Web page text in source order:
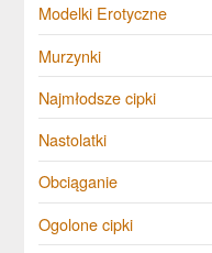
Modelki Erotyczne
Murzynki
Najmłodsze cipki
Nastolatki
Obciąganie
Ogolone cipki